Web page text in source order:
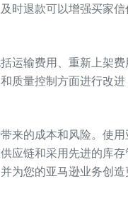
时退款可以增强买家
运输费用、重新上架
质量控制方面进行改
来的成本和风险。使
应链和采用先进的库
为您的亚马逊业务创造